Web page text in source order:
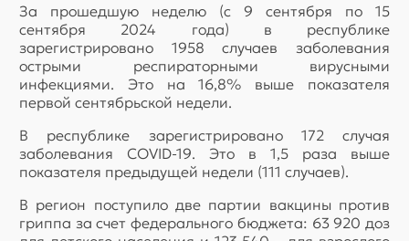
За прошедшую неделю (с 9 сентября по 15
сентября 2024 года) в республике
зарегистрировано 1958 случаев заболевания
острыми респираторными вирусными
инфекциями. Это на 16,8% выше показателя
первой сентябрьской недели.
В республике зарегистрировано 172 случая
заболевания COVID-19. Это в 1,5 раза выше
показателя предыдущей недели (111 случаев).
В регион поступило две партии вакцины против
гриппа за счет федерального бюджета: 63 920 доз